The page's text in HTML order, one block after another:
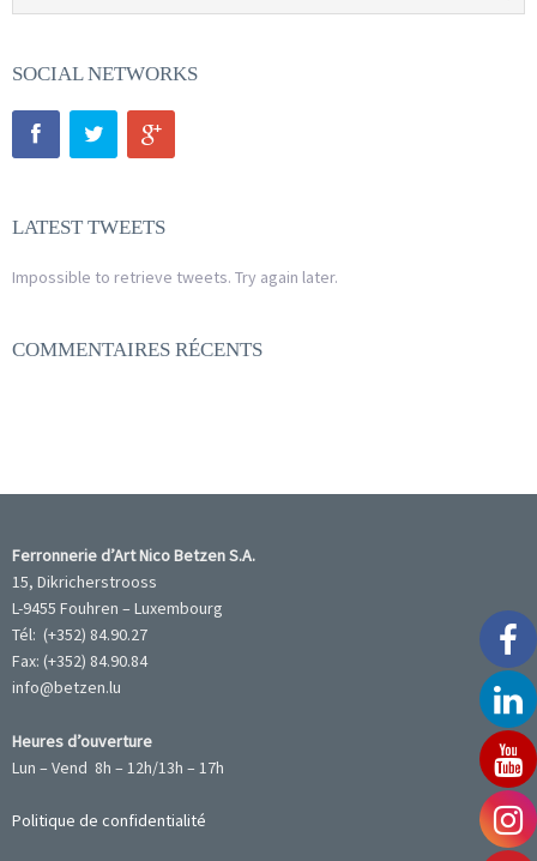
SOCIAL NETWORKS
LATEST TWEETS
Impossible to retrieve tweets. Try again later.
COMMENTAIRES RÉCENTS
Ferronnerie d’Art Nico Betzen S.A.
15, Dikricherstrooss
L-9455 Fouhren – Luxembourg
Tél: (+352) 84.90.27
Fax: (+352) 84.90.84
info@betzen.lu
Heures d’ouverture
Lun – Vend 8h – 12h/13h – 17h
Politique de confidentialité